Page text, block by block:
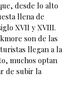
desde lo alto
llena de
XVII y XVIII.
son de las
llegan a la
muchos optan
de subir la